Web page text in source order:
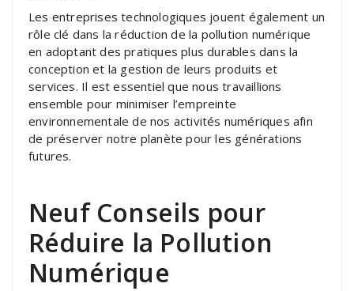
Les entreprises technologiques jouent également un
rôle clé dans la réduction de la pollution numérique
en adoptant des pratiques plus durables dans la
conception et la gestion de leurs produits et
services. Il est essentiel que nous travaillions
ensemble pour minimiser l’empreinte
environnementale de nos activités numériques afin
de préserver notre planète pour les générations
futures.
Neuf Conseils pour
Réduire la Pollution
Numérique